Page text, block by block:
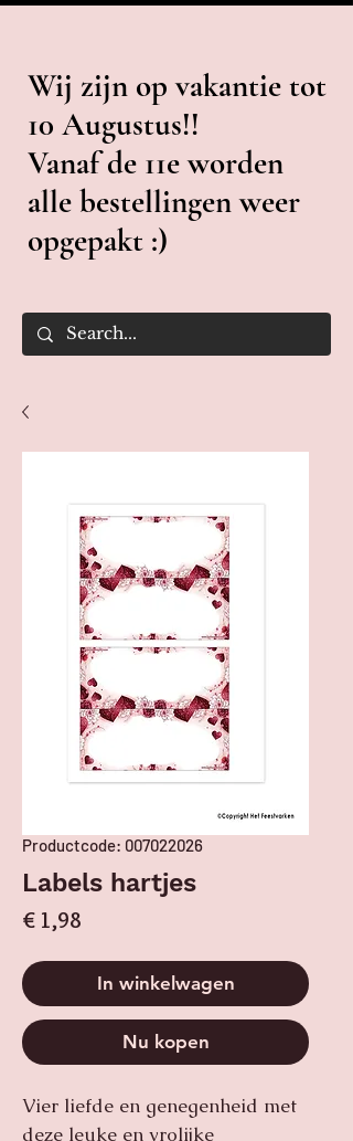
Wij zijn op vakantie tot
10 Augustus!!
Vanaf de 11e worden
alle bestellingen weer
opgepakt :)
Productcode: 007022026
Labels hartjes
€ 1,98
In winkelwagen
Nu kopen
Vier liefde en genegenheid met
deze leuke en vrolijke